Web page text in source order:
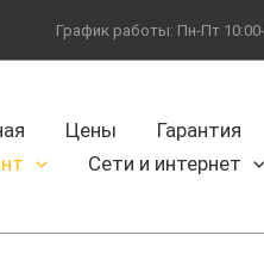
График работы: Пн-Пт
Цены Гарантия
Сети и интернет